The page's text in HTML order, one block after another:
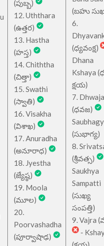
(పుబ్బ)
12. Uththara
(ఉత్తర)
13. Hastha
(హస్త)
14. Chiththa
(చిత్తా)
15. Swathi
(స్వాతి)
16. Visakha
(విశాఖ)
17. Anuradha
(అనూరాధ)
18. Jyestha
(జ్యేష్ఠ)
19. Moola
(మూల)
20.
Poorvashadha
(పూర్వాషాఢ)
(బహు
6.
(ధ్యవంక్ష)
Dhana
Kshaya
క్షయ)
7. Dhwaja
(ధవజ)
(సుభాగ్య)
8.
(శ్రీవత్స)
Saukhya
Sampatti
(సుఖ్య
సంపత్తి)
9. Vajra
-